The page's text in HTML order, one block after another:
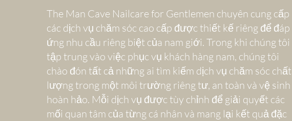
The Man Cave Nailcare for Gentlemen chuyên cung cấp
các dịch vụ chăm sóc cao cấp được thiết kế riêng để đáp
ứng nhu cầu riêng biệt của nam giới. Trong khi chúng tôi
tập trung vào việc phục vụ khách hàng nam, chúng tôi
chào đón tất cả những ai tìm kiếm dịch vụ chăm sóc chất
lượng trong một môi trường riêng tư, an toàn và vệ sinh
hoàn hảo. Mỗi dịch vụ được tùy chỉnh để giải quyết các
mối quan tâm của từng cá nhân và mang lại kết quả đặc